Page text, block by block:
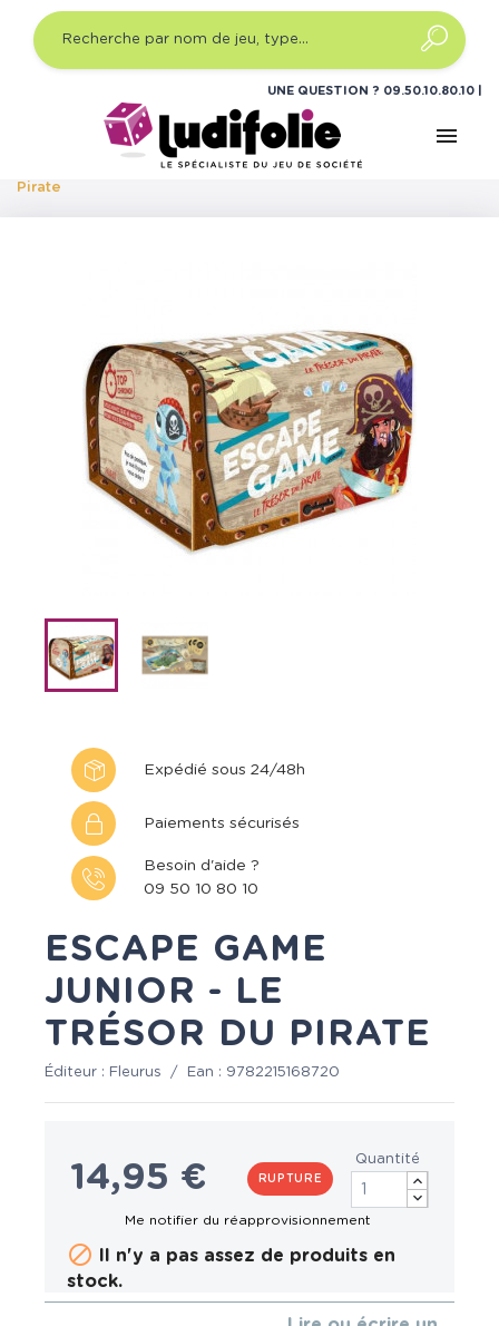
UNE QUESTION ? 09.50.10.80.10
menu
Jeux d'ambiance Quel type ?
société Escape Game
Escape Game Junior - Le Trésor du
Pirate
Expédié sous 24/48h
Paiements sécurisés
Besoin d'aide ?
09 50 10 80 10
ESCAPE GAME
JUNIOR - LE
TRÉSOR DU PIRATE
Éditeur : Fleurus / Ean : 9782215168720
14,95 € RUPTURE
Quantité
 Il n'y a pas assez de produits en
stock.